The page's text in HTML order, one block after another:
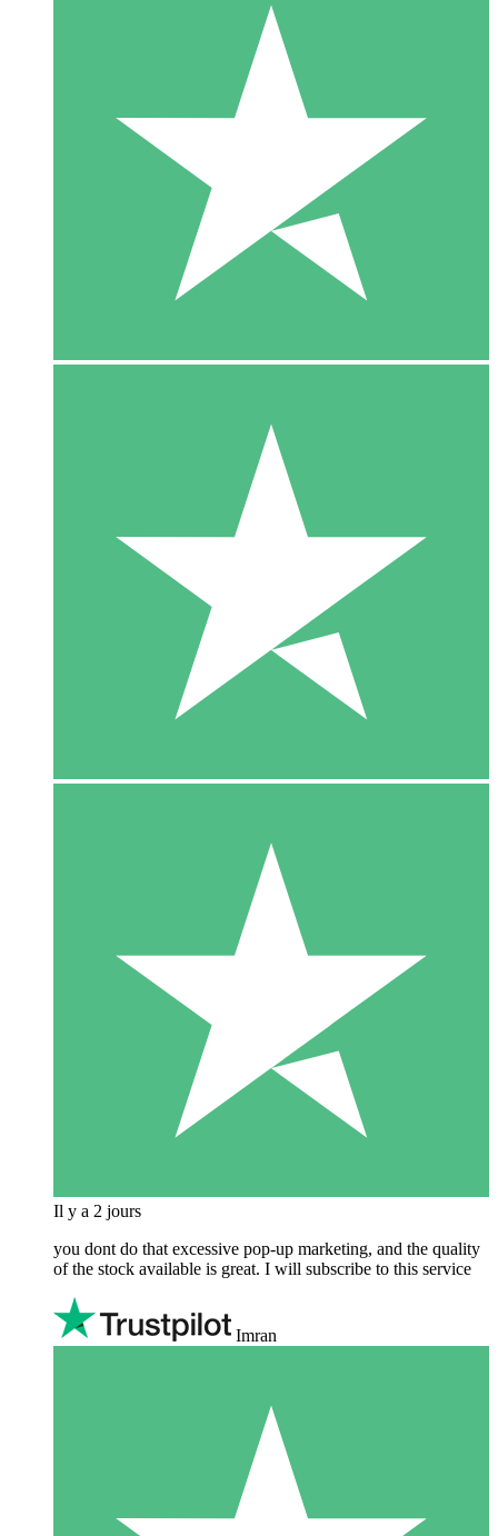
Il y a 2 jours
you dont do that excessive pop-up marketing, and the quality
of the stock available is great. I will subscribe to this service
Imran